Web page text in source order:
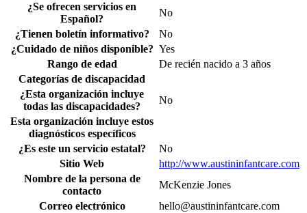
¿Se ofrecen servicios en
Español?
No
¿Tienen boletín informativo?
No
¿Cuidado de niños disponible? Yes
Rango de edad
De recién nacido a 3 años
Categorías de discapacidad
¿Esta organización incluye
todas las discapacidades?
No
Esta organización incluye estos
diagnósticos específicos
¿Es este un servicio estatal?
No
Sitio Web
http://www.austininfantcare.com
Nombre de la persona de
contacto
McKenzie Jones
Correo electrónico
hello@austininfantcare.com